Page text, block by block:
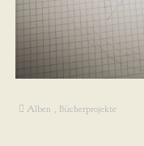
Alben ,Bücherprojekte